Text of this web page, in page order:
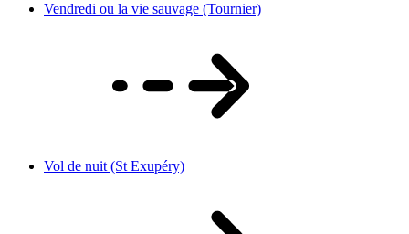
Vendredi ou la vie sauvage (Tournier)
Vol de nuit (St Exupéry)